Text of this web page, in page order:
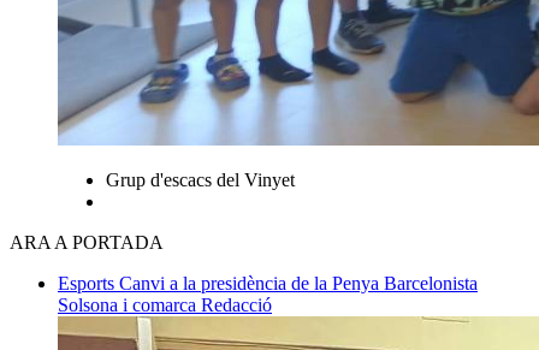
Grup d'escacs del Vinyet
ARA A PORTADA
Esports Canvi a la presidència de la Penya Barcelonista
Solsona i comarca Redacció